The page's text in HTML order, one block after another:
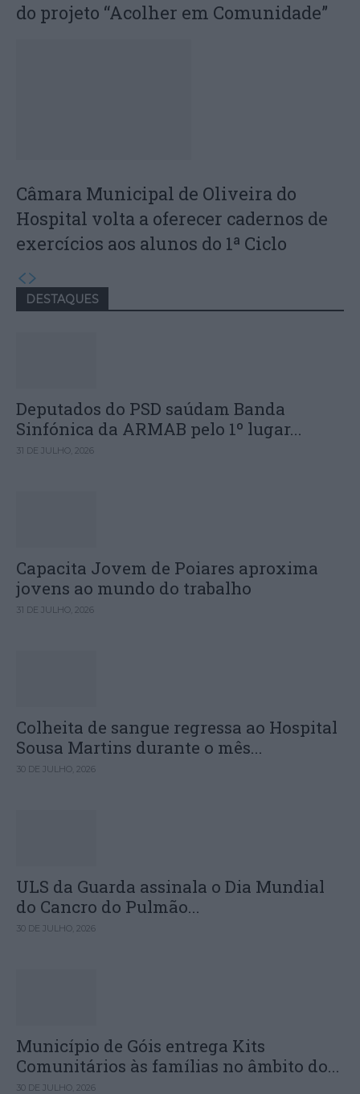
do projeto “Acolher em Comunidade”
Câmara Municipal de Oliveira do
Hospital volta a oferecer cadernos de
exercícios aos alunos do 1ª Ciclo
DESTAQUES
Deputados do PSD saúdam Banda
Sinfónica da ARMAB pelo 1º lugar...
31 DE JULHO, 2026
Capacita Jovem de Poiares aproxima
jovens ao mundo do trabalho
31 DE JULHO, 2026
Colheita de sangue regressa ao Hospital
Sousa Martins durante o mês...
30 DE JULHO, 2026
ULS da Guarda assinala o Dia Mundial
do Cancro do Pulmão...
30 DE JULHO, 2026
Município de Góis entrega Kits
Comunitários às famílias no âmbito do...
30 DE JULHO, 2026